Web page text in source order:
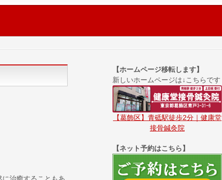
【ホームページ移転します】
新しいホームページは↓こちらです
【葛飾区】青砥駅徒歩2分｜健康堂
接骨鍼灸院
【ネット予約はこちら】